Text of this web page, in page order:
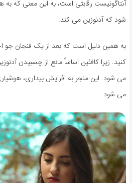
آنتاگونیست رقابتی است، به این معنی که
شود که آدنوزین می کند.
به همین دلیل است که بعد از یک فنجان
کنید. زیرا کافئین اساساً مانع از چسبیدن
می شود. این منجر به افزایش بیداری،
می شود.